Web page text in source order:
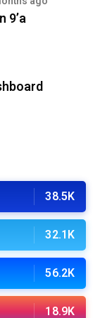
9’a
38.5K
32.1K
56.2K
18.9K